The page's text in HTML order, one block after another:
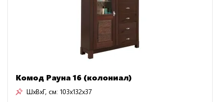
Комод Рауна 16 (колониал)
ШxВxГ, см: 103x132x37